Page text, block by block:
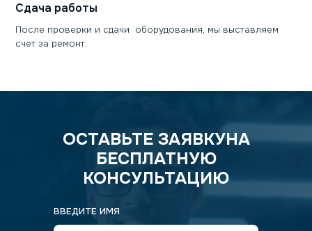
Сдача работы
После проверки и сдачи оборудования, мы выставляем
счет за ремонт.
ОСТАВЬТЕ ЗАЯВКУНА
БЕСПЛАТНУЮ
КОНСУЛЬТАЦИЮ
ВВЕДИТЕ ИМЯ